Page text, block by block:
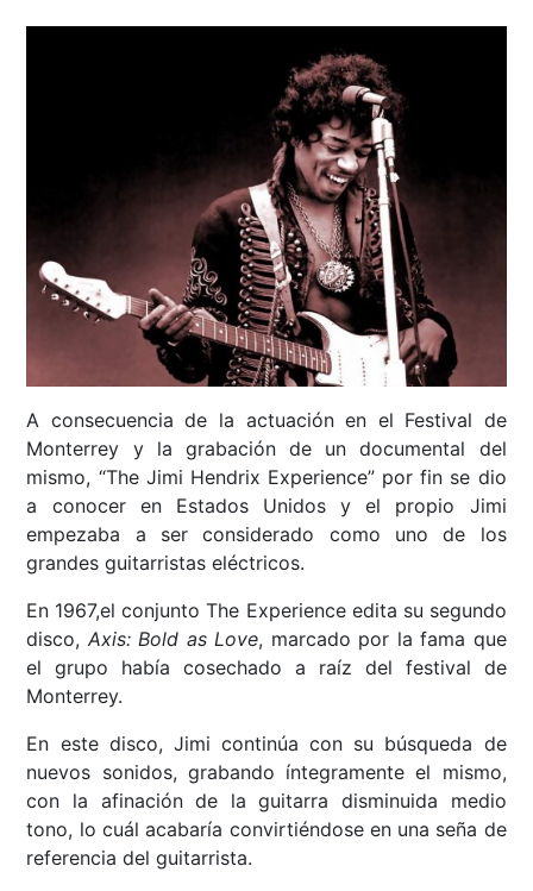
A consecuencia de la actuación en el Festival de
Monterrey y la grabación de un documental del
mismo, “The Jimi Hendrix Experience” por fin se dio
a conocer en Estados Unidos y el propio Jimi
empezaba a ser considerado como uno de los
grandes guitarristas eléctricos.
En 1967,el conjunto The Experience edita su segundo
disco, Axis: Bold as Love, marcado por la fama que
el grupo había cosechado a raíz del festival de
Monterrey.
En este disco, Jimi continúa con su búsqueda de
nuevos sonidos, grabando íntegramente el mismo,
con la afinación de la guitarra disminuida medio
tono, lo cuál acabaría convirtiéndose en una seña de
referencia del guitarrista.